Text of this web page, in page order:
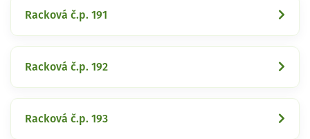
Racková č.p. 191
Racková č.p. 192
Racková č.p. 193